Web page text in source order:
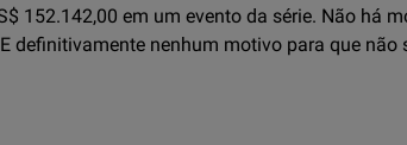
152.142,00 em um evento da série. Não há
definitivamente nenhum motivo para que não